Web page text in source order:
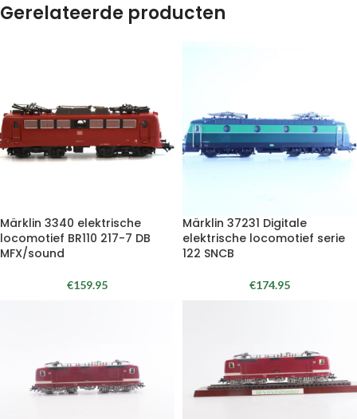
Gerelateerde producten
Märklin 3340 elektrische
locomotief BR110 217-7 DB
MFX/sound
€159.95
Märklin 37231 Digitale
elektrische locomotief serie
122 SNCB
€174.95